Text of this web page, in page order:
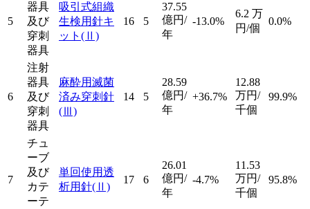
5
器具
及び
穿刺
器具
吸引式組織
生検用針キ
ット (Ⅱ)
16 5
37.55
億円/
年
-13.0%
6.2 万
円/個
0.0%
6
注射
器具
及び
穿刺
器具
麻酔用滅菌
済み穿刺針
(Ⅲ)
14 5
28.59
億円/
年
+36.7%
12.88
万円/
千個
99.9%
7
チュ
ーブ
及び
カテ
ーテ
単回使用透
析用針(Ⅱ)
17 6
26.01
億円/
年
-4.7%
11.53
万円/
千個
95.8%